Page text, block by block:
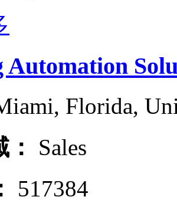
, Florida,
Sales
517384